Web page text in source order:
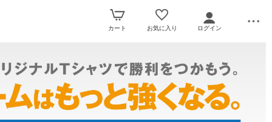
カート お気に入り ログイン